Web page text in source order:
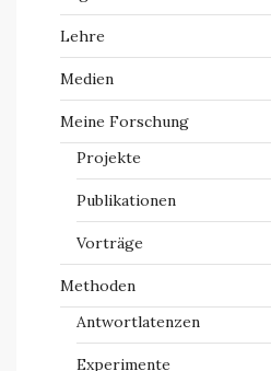
Lehre
Medien
Meine Forschung
Projekte
Publikationen
Vorträge
Methoden
Antwortlatenzen
Experimente